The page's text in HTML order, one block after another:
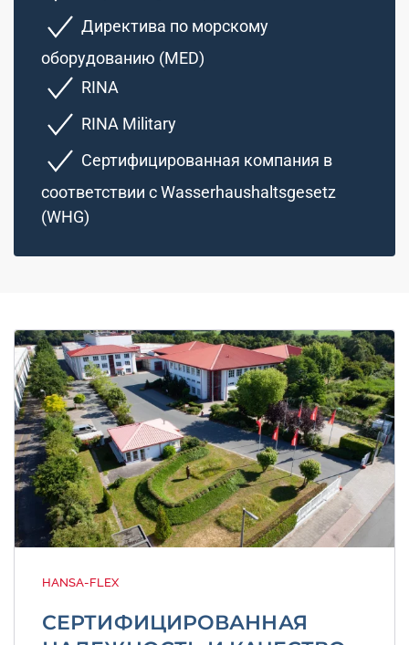
Директива по морскому
оборудованию (MED)
RINA
RINA Military
Сертифицированная компания в
соответствии с Wasserhaushaltsgesetz
(WHG)
HANSA-FLEX
СЕРТИФИЦИРОВАННАЯ